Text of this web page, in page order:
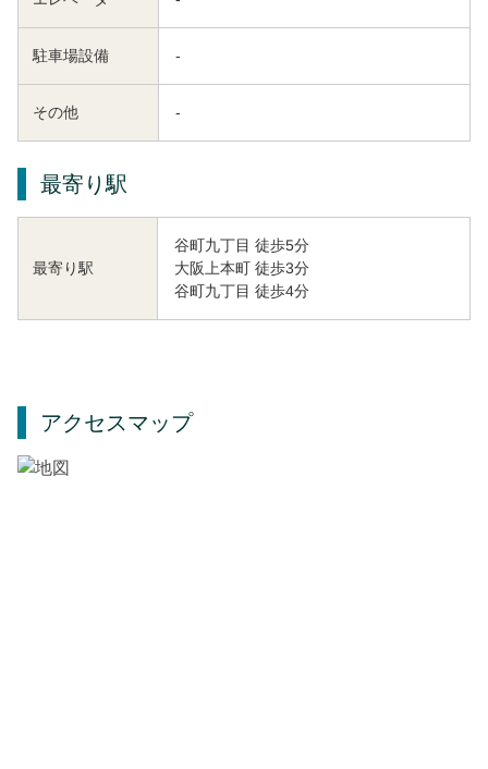
駐車場設備 -
その他 -
最寄り駅
最寄り駅
谷町九丁目 徒歩5分
大阪上本町 徒歩3分
谷町九丁目 徒歩4分
アクセスマップ